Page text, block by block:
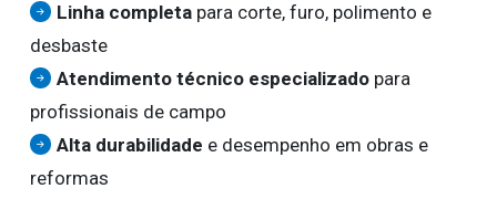
Linha completa para corte, furo, polimento e
desbaste
Atendimento técnico especializado para
profissionais de campo
Alta durabilidade e desempenho em obras e
reformas